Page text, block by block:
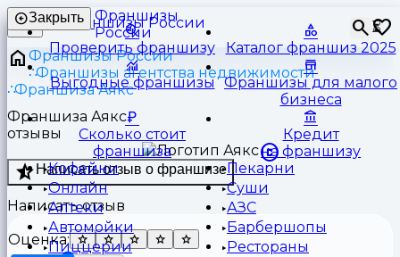
Франшизы
России
⏳
Закрыть
Проверить франшизу Каталог франшиз 2025
Выгодные франшизы Франшизы для малого
бизнеса
Сколько стоит
франшиза
Кредит
на франшизу
Кофейни
Пекарни
Онлайн
Суши
Аптеки
АЗС
Автомойки
Барбершопы
Пиццерии
Рестораны
Франшизы России
Франшизы агентства недвижимости
Франшиза Аякс
Франшиза Аякс
отзывы
Написать отзыв о франшизе
Написать отзыв
Оценка: